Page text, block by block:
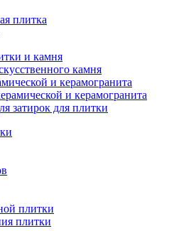
плитка
и камня
камня
и керамогранита
и керамогранита
затирок для плитки
плитки
плитки